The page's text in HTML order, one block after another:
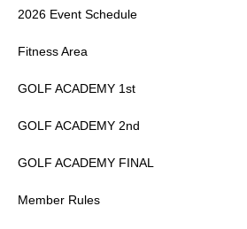
2026 Event Schedule
Fitness Area
GOLF ACADEMY 1st
GOLF ACADEMY 2nd
GOLF ACADEMY FINAL
Member Rules